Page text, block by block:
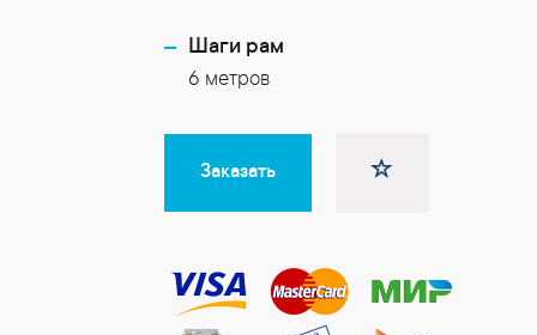
Шаги рам
6 метров
Заказать